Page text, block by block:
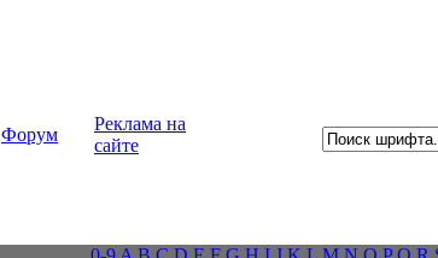
Форум
Реклама на
сайте